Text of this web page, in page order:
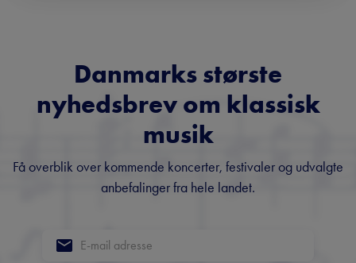
Danmarks største
nyhedsbrev om klassisk
musik
Få overblik over kommende koncerter, festivaler og udvalgte
anbefalinger fra hele landet.